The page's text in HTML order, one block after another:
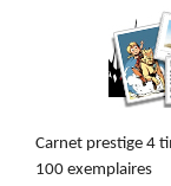
Carnet prestige 4
100 exemplaires